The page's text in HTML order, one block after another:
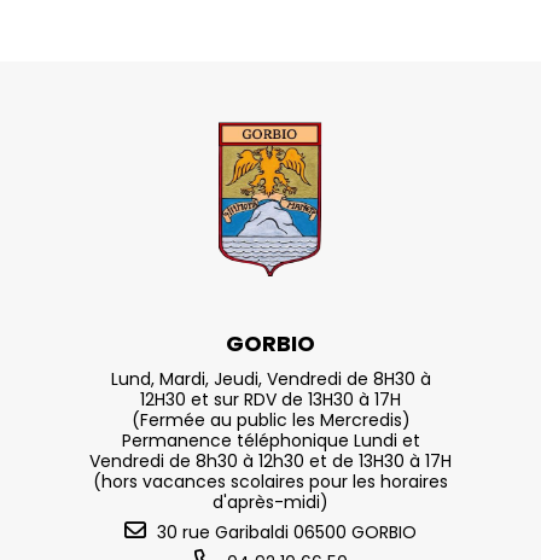
GORBIO
Lund, Mardi, Jeudi, Vendredi de 8H30 à
12H30 et sur RDV de 13H30 à 17H
(Fermée au public les Mercredis)
Permanence téléphonique Lundi et
Vendredi de 8h30 à 12h30 et de 13H30 à 17H
(hors vacances scolaires pour les horaires
d'après-midi)
30 rue Garibaldi 06500 GORBIO